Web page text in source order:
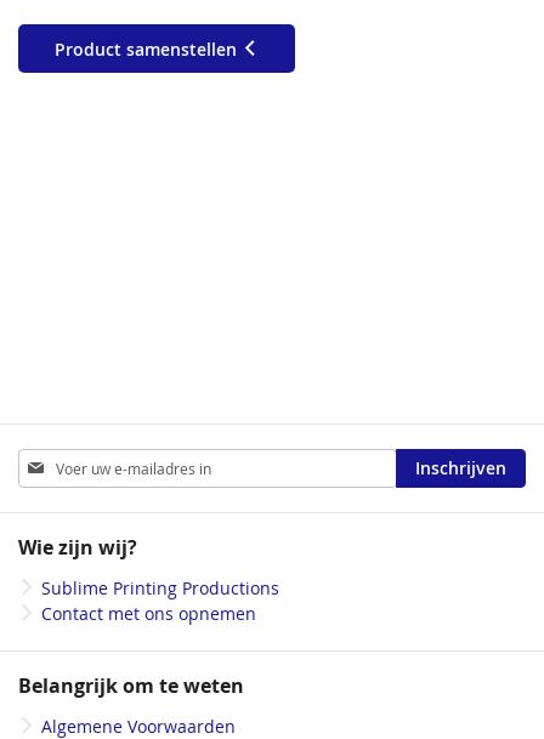
Product samenstellen
Abonneer
u
op
nieuwsbrief
Inschrijven
Wie zijn wij?
Sublime Printing Productions
Contact met ons opnemen
Belangrijk om te weten
Algemene Voorwaarden